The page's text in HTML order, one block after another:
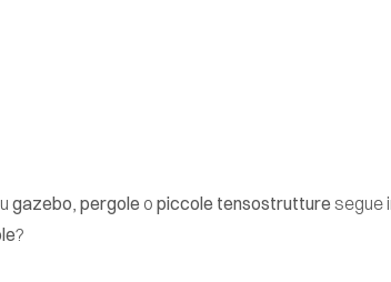
gazebo, pergoleo piccole tensostrutturesegue
?